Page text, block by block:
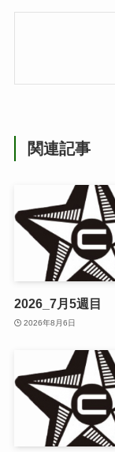
関連記事
2026_7月5週目
2026年8月6日